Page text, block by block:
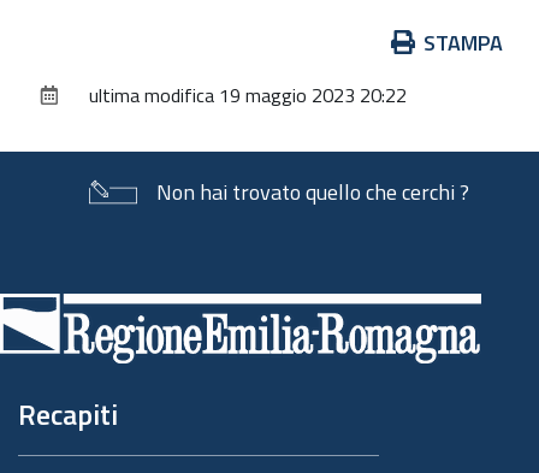
documento
STAMPA
ultima modifica 19 maggio 2023 20:22
Non hai trovato quello che cerchi ?
di
pagina
Recapiti